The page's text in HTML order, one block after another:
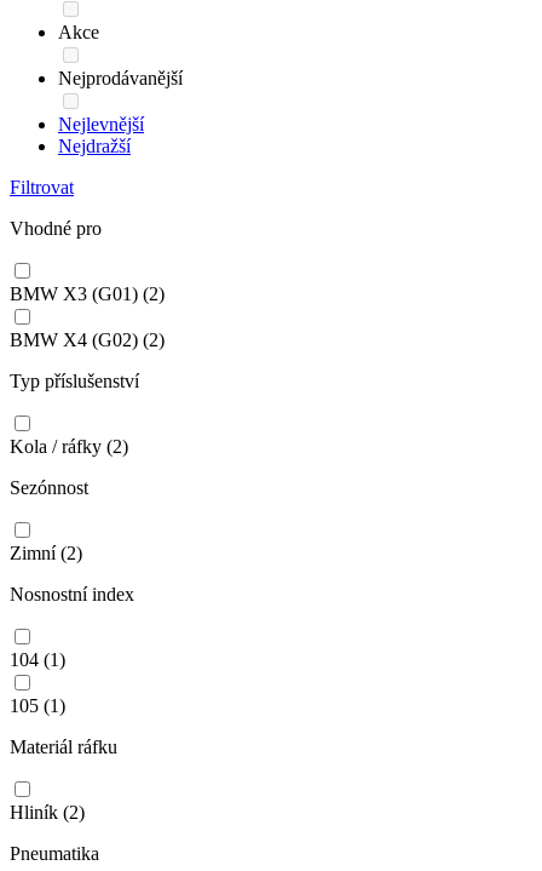
Akce
Nejprodávanější
Nejlevnější
Nejdražší
Filtrovat
Vhodné pro
BMW X3 (G01) (2)
BMW X4 (G02) (2)
Typ příslušenství
Kola / ráfky (2)
Sezónnost
Zimní(2)
Nosnostní index
104 (1)
105 (1)
Materiál ráfku
Hliník (2)
Pneumatika